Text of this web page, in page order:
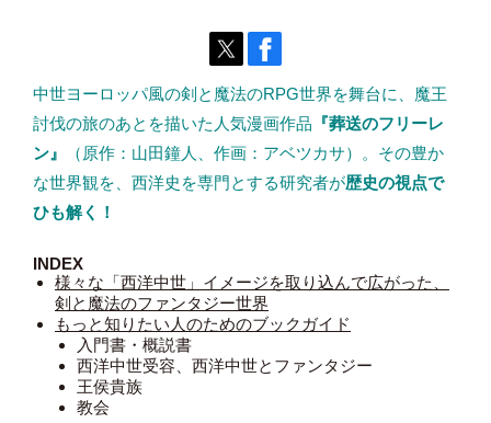
中世ヨーロッパ風の剣と魔法のRPG世界を舞台に、魔王
討伐の旅のあとを描いた人気漫画作品 『葬送のフリーレ
ン』
（原作：山田鐘人、作画：アベツカサ）。その豊か
な世界観を、西洋史を専門とする研究者が歴史の視点で
ひも解く！
INDEX
様々な「西洋中世」イメージを取り込んで広がった、
剣と魔法のファンタジー世界
もっと知りたい人のためのブックガイド
入門書・概説書
西洋中世受容、西洋中世とファンタジー
王侯貴族
教会